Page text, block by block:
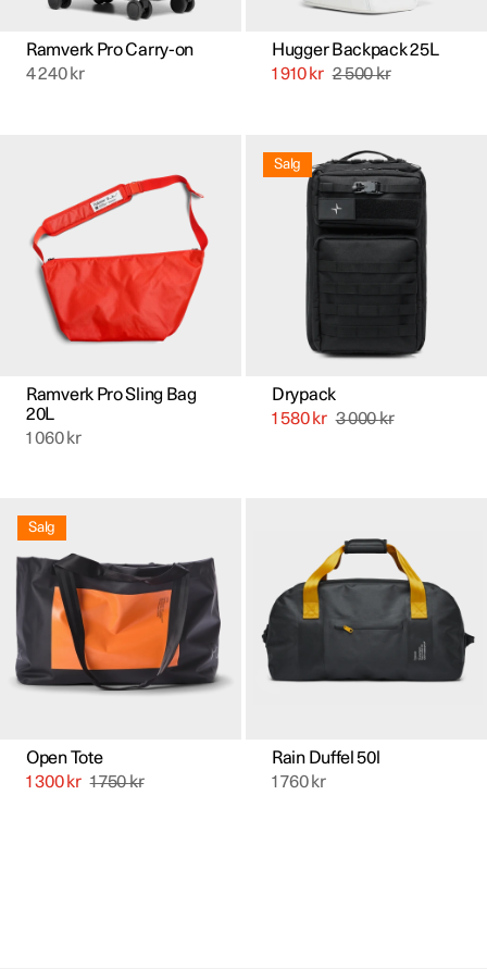
Ramverk Pro Carry-on
4 240 kr
Hugger Backpack 25L
1 910 kr 2 500kr
Ramverk Pro Sling Bag
20L
1 060kr
Salg
Drypack
1 580kr 3 000kr
Salg
Open Tote
1 300 kr 1 750kr
Rain Duffel 50l
1 760 kr